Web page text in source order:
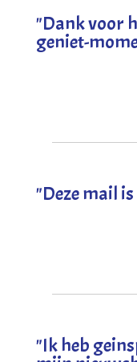
"Dank voor
geniet-
"Deze mail
"Ik heb